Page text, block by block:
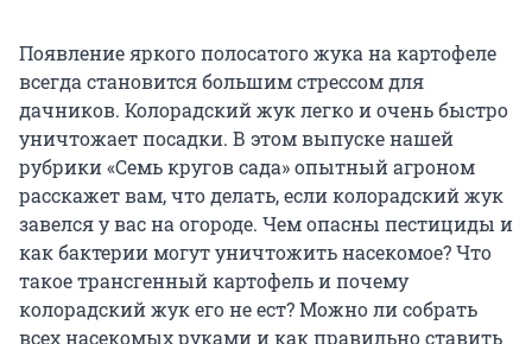
Появление яркого полосатого жука на картофеле
всегда становится большим стрессом для
дачников. Колорадский жук легко и очень быстро
уничтожает посадки. В этом выпуске нашей
рубрики «Семь кругов сада» опытный агроном
расскажет вам, что делать, если колорадский жук
завелся у вас на огороде. Чем опасны пестициды и
как бактерии могут уничтожить насекомое? Что
такое трансгенный картофель и почему
колорадский жук его не ест? Можно ли собрать
всех насекомых руками и как правильно ставить